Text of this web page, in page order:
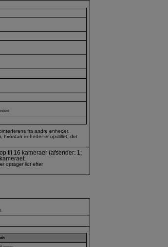
fra andre enheder.
hvordan enheder er opstillet, det
til 16 kameraer (afsender: 1;
optager lidt efter